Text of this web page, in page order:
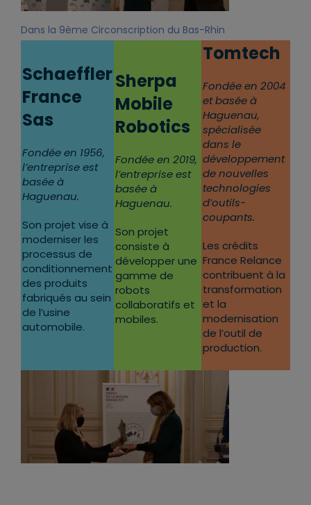
Dans la 9ème Circonscription du Bas-Rhin
Schaeffler
France
Sas
Fondée en 1956,
l’entreprise est
basée à
Haguenau.
Son projet vise à
moderniser les
processus de
conditionnement
des produits
fabriqués au sein
de l’usine
automobile.
Sherpa
Mobile
Robotics
Fondée en 2019,
l’entreprise est
basée à
Haguenau.
Son projet
consiste à
développer une
gamme de
robots
collaboratifs et
mobiles.
Tomtech
Fondée en 2004
et basée à
Haguenau,
spécialisée
dans le
développement
de nouvelles
technologies
d’outils-
coupants.
Les crédits
France Relance
contribuent à la
transformation
et la
modernisation
de l’outil de
production.